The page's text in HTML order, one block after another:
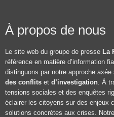
À propos de nous
Le site web du groupe de presse La
référence en matière d’information
distinguons par notre approche axée
des conflits et d’investigation. À
tensions sociales et des enquêtes
éclairer les citoyens sur des enjeux
solutions concrètes aux crises.